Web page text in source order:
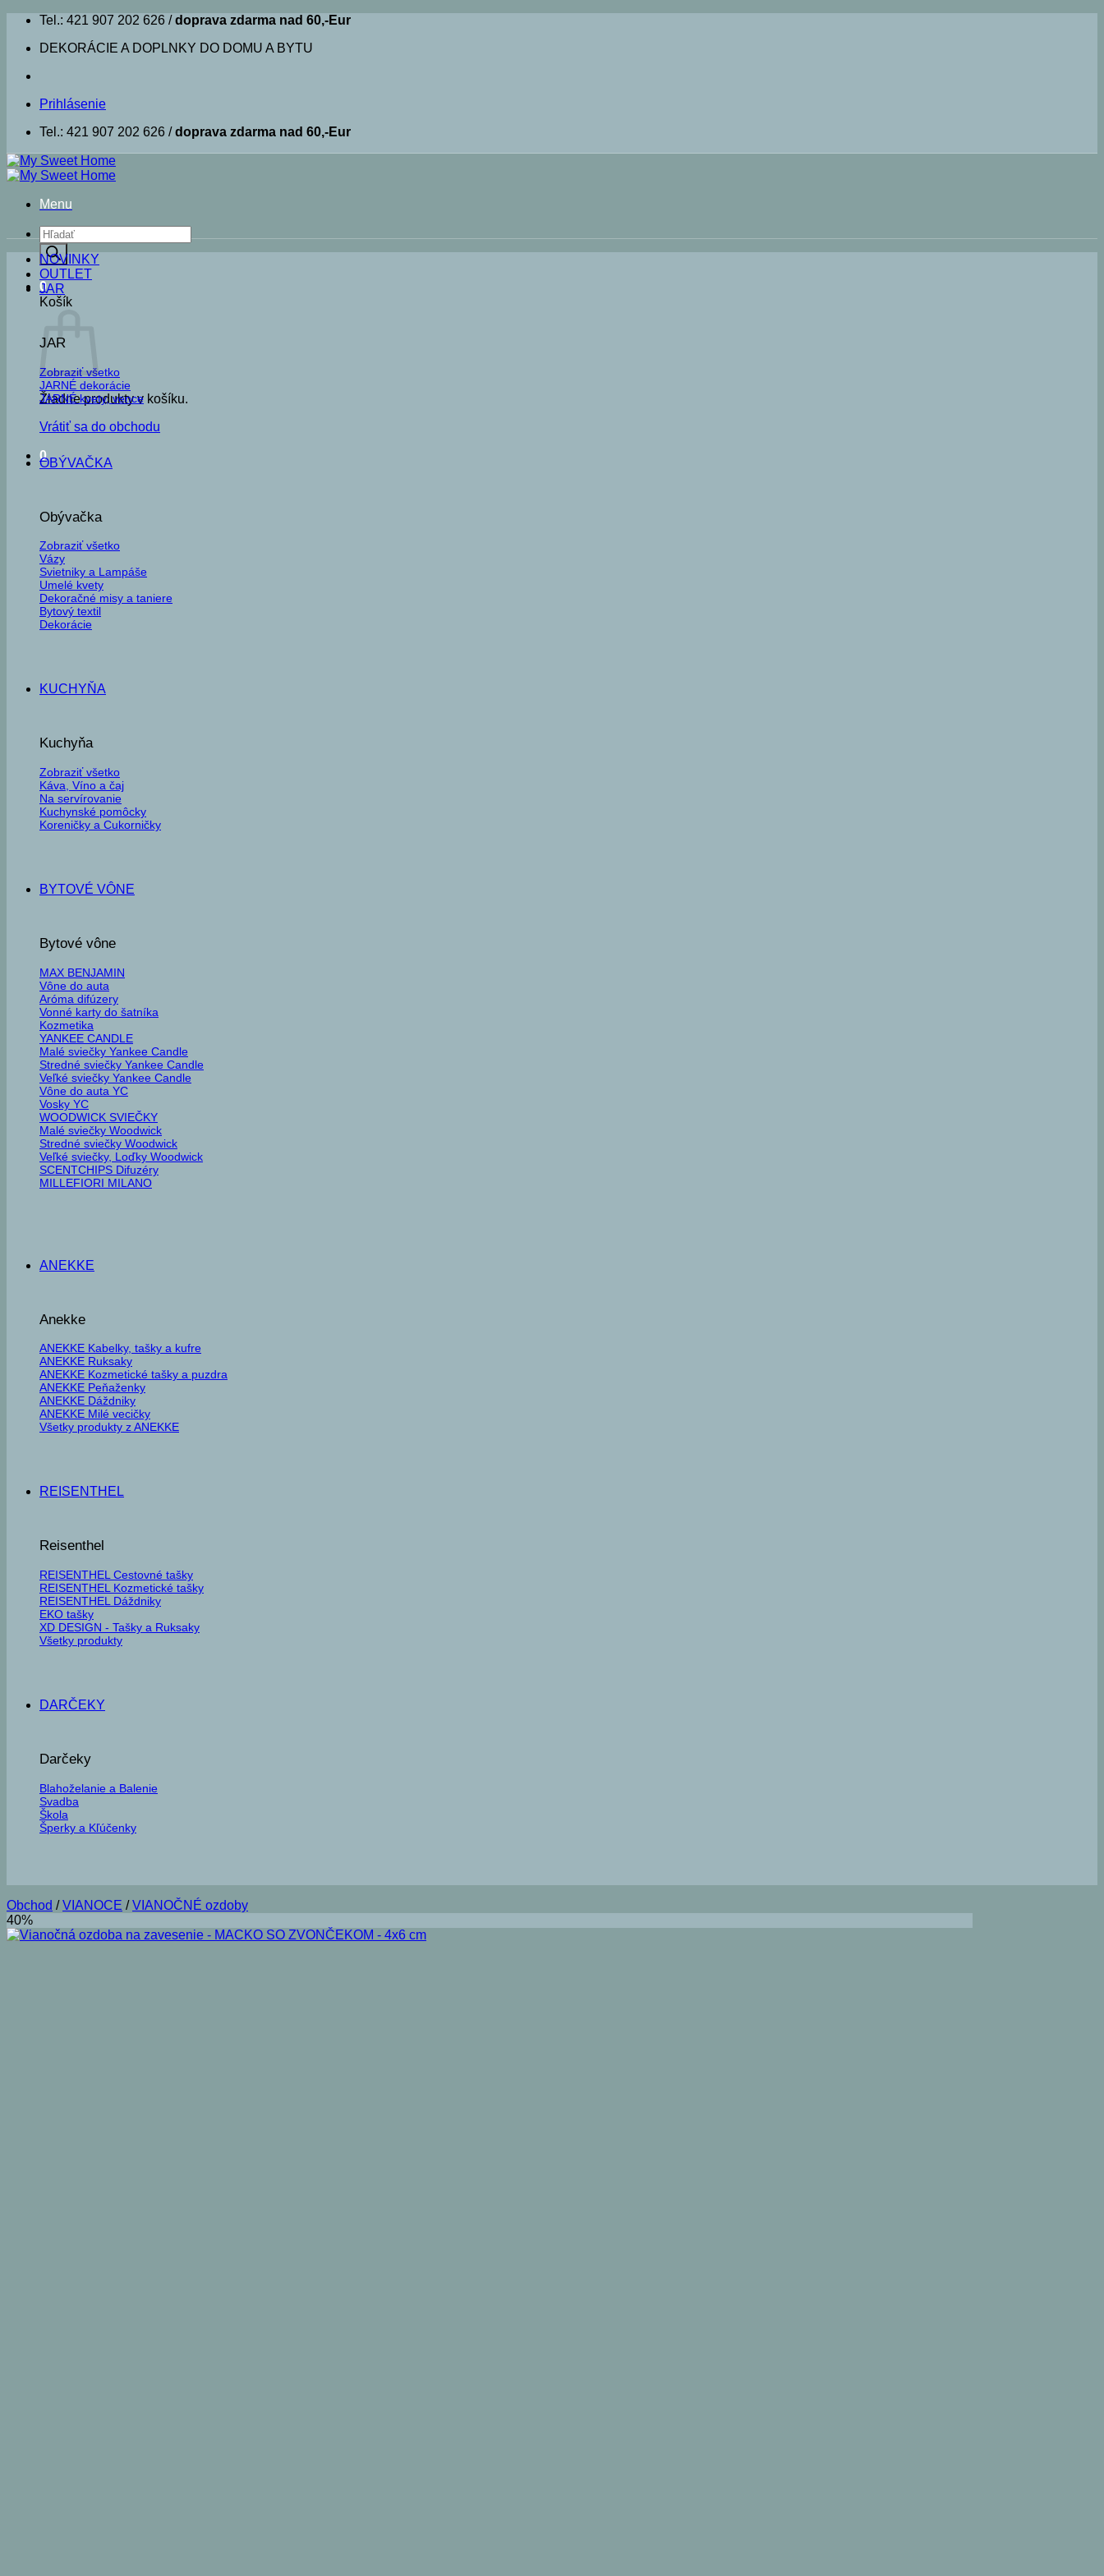
Skip
content
Tel.: 421 907 202 626 /doprava zdarma nad 60,-Eur
DEKORÁCIE A DOPLNKY DO DOMU A BYTU
Prihlásenie
Tel.: 421 907 202 626 /doprava zdarma nad 60,-Eur
Menu
Products
search
0
Košík
Žiadne produkty v košíku.
Vrátiť sa do obchodu
0
NOVINKY
OUTLET
JAR
JAR
Zobraziť všetko
JARNÉ dekorácie
JARNÉ kvety, vence
OBÝVAČKA
Obývačka
Zobraziť všetko
Vázy
Svietniky a Lampáše
Umelé kvety
Dekoračné misy a taniere
Bytový textil
Dekorácie
KUCHYŇA
Kuchyňa
Zobraziť všetko
Káva, Víno a čaj
Na servírovanie
Kuchynské pomôcky
Koreničky a Cukorničky
BYTOVÉ VÔNE
Bytové vône
MAX BENJAMIN
Vône do auta
Aróma difúzery
Vonné karty do šatníka
Kozmetika
YANKEE CANDLE
Malé sviečky Yankee Candle
Stredné sviečky Yankee Candle
Veľké sviečky Yankee Candle
Vône do auta YC
Vosky YC
WOODWICK SVIEČKY
Malé sviečky Woodwick
Stredné sviečky Woodwick
Veľké sviečky, Loďky Woodwick
SCENTCHIPS Difuzéry
MILLEFIORI MILANO
ANEKKE
Anekke
ANEKKE Kabelky, tašky a kufre
ANEKKE Ruksaky
ANEKKE Kozmetické tašky a puzdra
ANEKKE Peňaženky
ANEKKE Dáždniky
ANEKKE Milé vecičky
Všetky produkty z ANEKKE
REISENTHEL
Reisenthel
REISENTHEL Cestovné tašky
REISENTHEL Kozmetické tašky
REISENTHEL Dáždniky
EKO tašky
XD DESIGN - Tašky a Ruksaky
Všetky produkty
DARČEKY
Darčeky
Blahoželanie a Balenie
Svadba
Škola
Šperky a Kľúčenky
Obchod / VIANOCE / VIANOČNÉ ozdoby
40%